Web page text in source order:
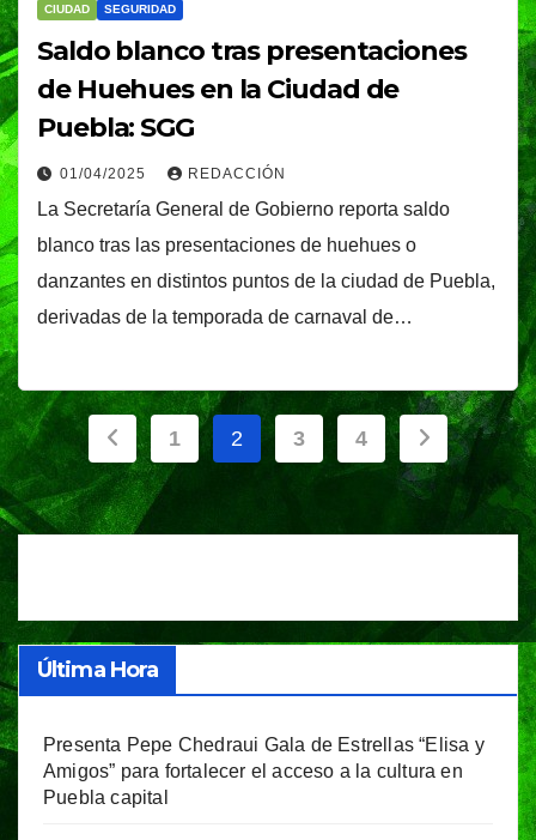
CIUDAD SEGURIDAD
Saldo blanco tras presentaciones
de Huehues en la Ciudad de
Puebla: SGG
01/04/2025 REDACCIÓN
La Secretaría General de Gobierno reporta saldo
blanco tras las presentaciones de huehues o
danzantes en distintos puntos de la ciudad de Puebla,
derivadas de la temporada de carnaval de…
Paginación
de
entradas
1 2 3 4
Última Hora
Presenta Pepe Chedraui Gala de Estrellas “Elisa y
Amigos” para fortalecer el acceso a la cultura en
Puebla capital